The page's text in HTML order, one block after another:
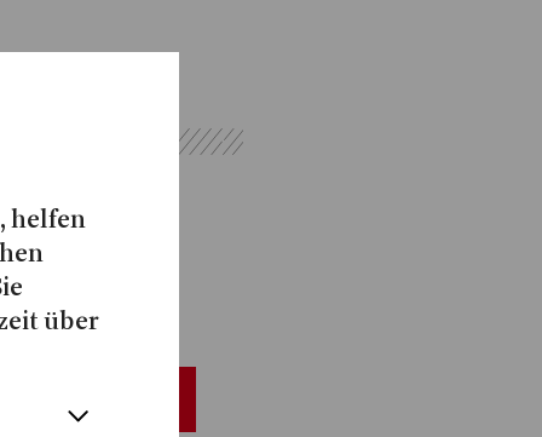
Röskens
helfen
über